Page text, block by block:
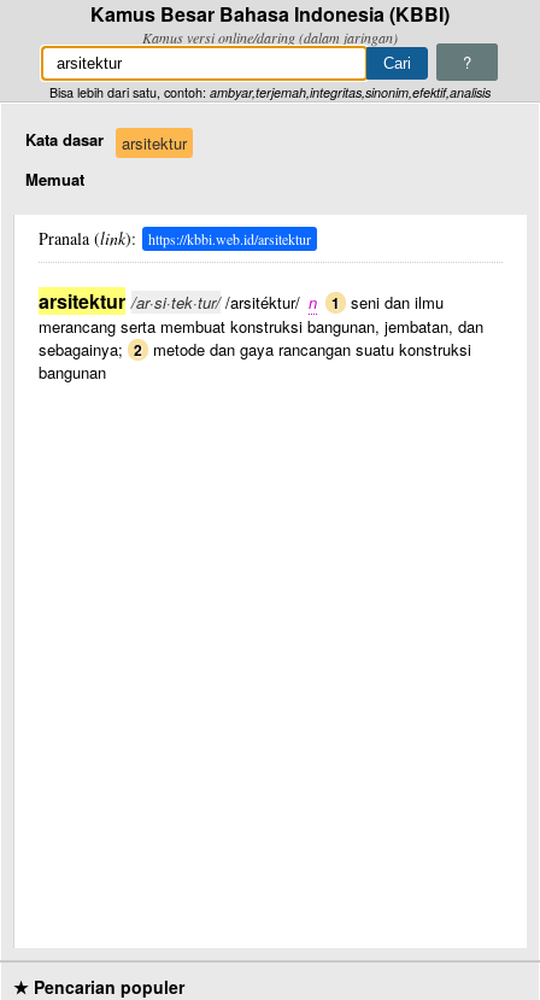
Kamus Besar Bahasa Indonesia (KBBI)
Kamus versi online/daring (dalam jaringan)
?
Bisa lebih dari satu, contoh: ambyar,terjemah,integritas,sinonim,efektif,analisis
Kata dasar
arsitektur
Memuat
Pranala (link): https://kbbi.web.id/arsitektur
arsitektur /ar·si·tek·tur//arsitéktur/ n 1 seni dan ilmu
merancang serta membuat konstruksi bangunan, jembatan, dan
sebagainya; 2 metode dan gaya rancangan suatu konstruksi
bangunan
★ Pencarian populer